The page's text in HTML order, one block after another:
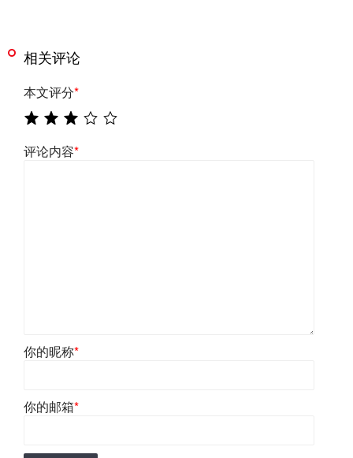
相关评论
本文评分*
评论内容*
你的昵称*
你的邮箱*